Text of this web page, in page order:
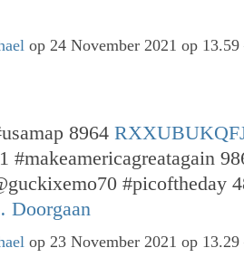
op 24 November 2021 op
8964
#makeamericagreatagain
#picoftheday
Doorgaan
op 23 November 2021 op